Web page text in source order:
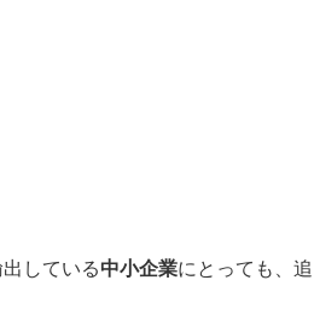
している中小企業にとっても、追